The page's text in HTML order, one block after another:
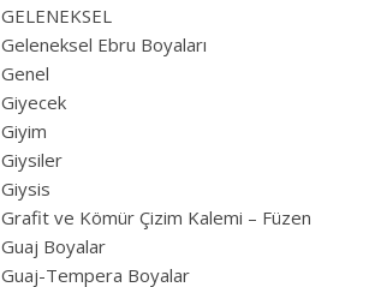
GELENEKSEL
Geleneksel Ebru Boyaları
Genel
Giyecek
Giyim
Giysiler
Giysis
Grafit ve Kömür Çizim Kalemi – Füzen
Guaj Boyalar
Guaj-Tempera Boyalar